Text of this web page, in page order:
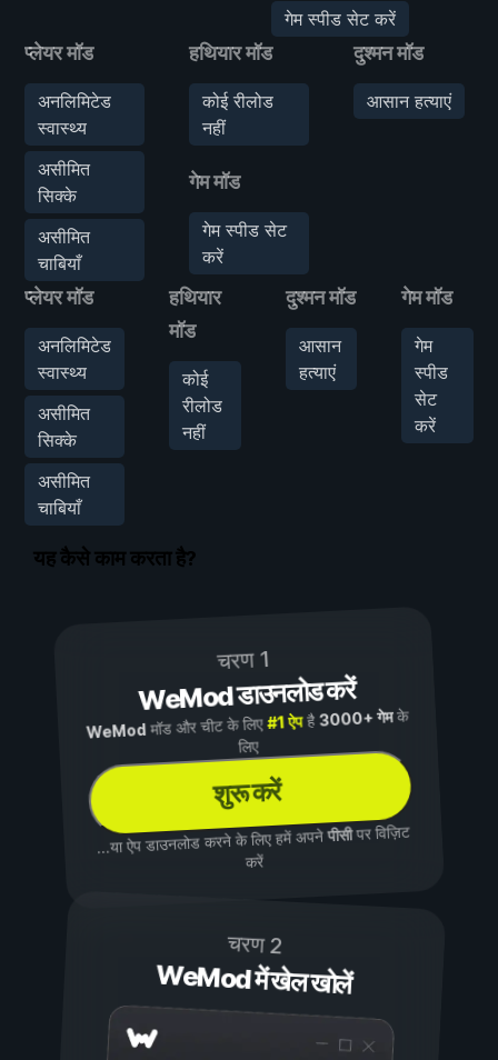
गेम स्पीड सेट करें
प्लेयर मॉड
अनलिमिटेड
स्वास्थ्य
असीमित
सिक्के
असीमित
चाबियाँ
हथियार मॉड
कोई रीलोड
नहीं
गेम मॉड
गेम स्पीड सेट
करें
दुश्मन मॉड
आसान हत्याएं
प्लेयर मॉड
अनलिमिटेड
स्वास्थ्य
असीमित
सिक्के
असीमित
चाबियाँ
हथियार
मॉड
कोई
रीलोड
नहीं
दुश्मन मॉड
आसान
हत्याएं
गेम मॉड
गेम
स्पीड
सेट
करें
यह कैसे काम करता है?
चरण 1
WeMod डाउनलोड करें
WeMod मॉड और चीट के लिए#1 ऐपहै3000+ गेमके
लिए
शुरू करें
...या ऐप डाउनलोड करने के लिए हमें अपनेपीसीपर विज़िट
करें
चरण 2
WeMod में खेल खोलें